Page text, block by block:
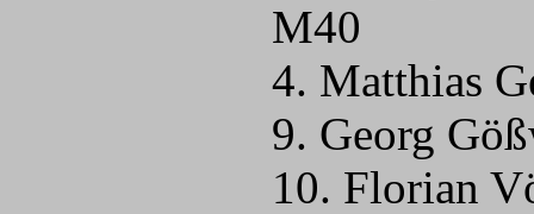
M40
4. Matthias
9. Georg
10. Florian